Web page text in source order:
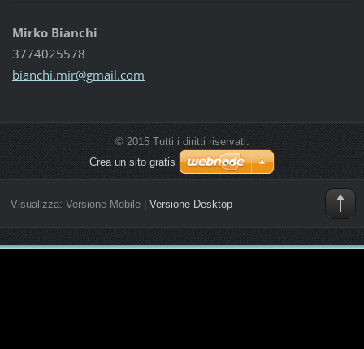
Mirko Bianchi
3774025578
bianchi.mir@gmail.com
© 2015 Tutti i diritti riservati.
Crea un sito gratis
Visualizza: Versione Mobile| Versione Desktop